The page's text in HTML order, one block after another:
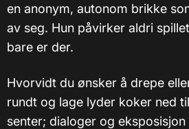
en anonym, autonom brikke
av seg. Hun påvirker aldri
bare er der.
Hvorvidt du ønsker å drepe
rundt og lage lyder koker ned
senter; dialoger og